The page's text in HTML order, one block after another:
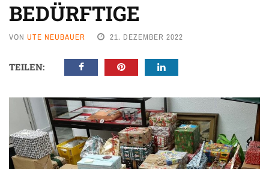
BEDÜRFTIGE
VON UTE NEUBAUER 21. DEZEMBER 2022
TEILEN: